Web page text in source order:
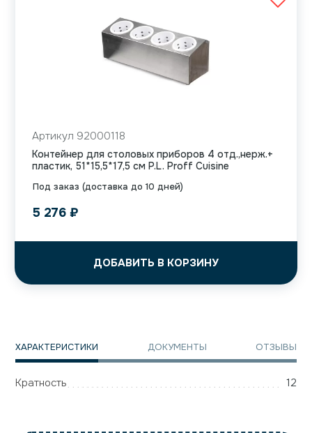
Под заказ (доставка до 10 дней)
Артикул 92000118
Контейнер для столовых приборов 4 отд.,нерж.+
пластик, 51*15,5*17,5 см P.L. Proff Cuisine
5 276 ₽
ДОБАВИТЬ В КОРЗИНУ
ХАРАКТЕРИСТИКИ ДОКУМЕНТЫ ОТЗЫВЫ
Кратность 12